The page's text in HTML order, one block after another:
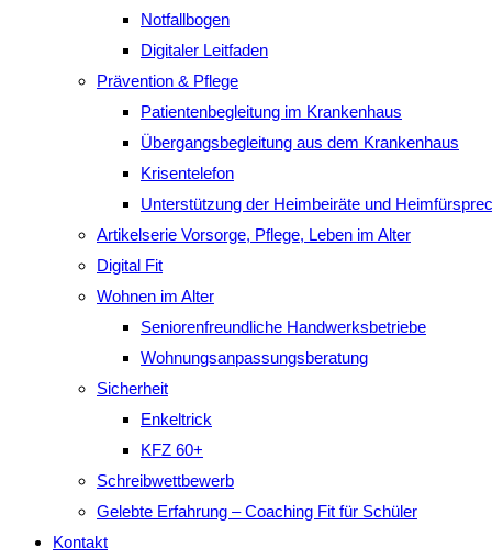
Notfallbogen
Digitaler Leitfaden
Prävention & Pflege
Patientenbegleitung im Krankenhaus
Übergangsbegleitung aus dem Krankenhaus
Krisentelefon
Unterstützung der Heimbeiräte und
Artikelserie Vorsorge, Pflege, Leben im Alter
Digital Fit
Wohnen im Alter
Seniorenfreundliche Handwerksbetriebe
Wohnungsanpassungsberatung
Sicherheit
Enkeltrick
KFZ 60+
Schreibwettbewerb
Gelebte Erfahrung – Coaching Fit für Schüler
Kontakt